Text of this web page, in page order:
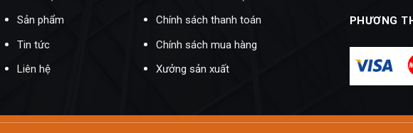
Sản phẩm
Tin tức
Liên hệ
Chính sách thanh toán
Chính sách mua hàng
Xưởng sản xuất
PHƯƠNG